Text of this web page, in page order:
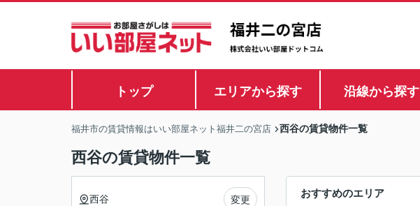
トップ エリアから探す 沿線から探す
福井市の賃貸情報はいい部屋ネット福井二の宮店 西谷の賃貸物件一覧
西谷の賃貸物件一覧
おすすめのエリア
西谷 変更